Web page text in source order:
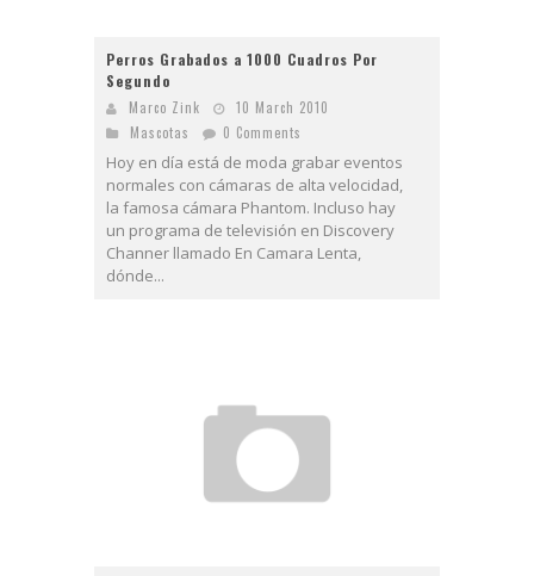
Perros Grabados a 1000 Cuadros Por
Segundo
Marco Zink
10 March 2010
Mascotas
0 Comments
Hoy en día está de moda grabar eventos
normales con cámaras de alta velocidad,
la famosa cámara Phantom. Incluso hay
un programa de televisión en Discovery
Channer llamado En Camara Lenta,
dónde...